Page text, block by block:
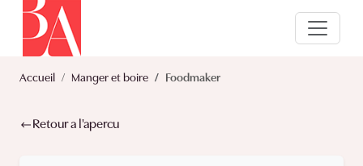
Accueil Manger et boire Foodmaker
Retour a l'apercu